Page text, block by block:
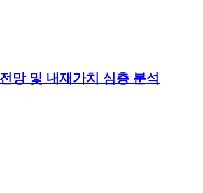
망 및 내재가치 심층 분석